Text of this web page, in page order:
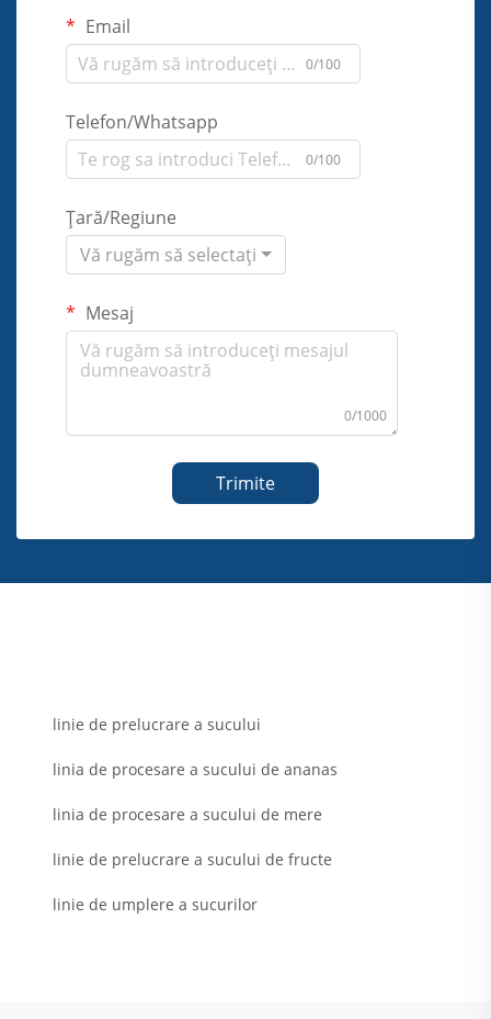
Email
0/100
Telefon/Whatsapp
0/100
Țară/Regiune
Vă rugăm să selectați
Mesaj
0/1000
Trimite
linie de prelucrare a sucului
linia de procesare a sucului de ananas
linia de procesare a sucului de mere
linie de prelucrare a sucului de fructe
linie de umplere a sucurilor